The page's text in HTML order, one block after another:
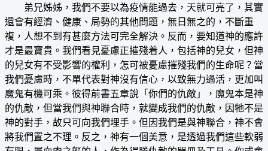
弟兄姊姊，我們不要以為疫情能過去，天就可亮了，其實
還會有經濟、健康、局勢的其他問題，無日無之的，不斷重
複，人想不到有甚麼方法可完全解決。反而，要知道神的應許
才是最寶貴。我們看見憂慮正摧殘着人，包括神的兒女，但神
的兒女有不受影響的權利，怎可被憂慮摧殘我們的生命呢？當
我們憂慮時，不單代表對神沒有信心，以致無力過活，更加叫
魔鬼有機可乘。彼得前書五章說「你們的仇敵」，魔鬼本是神
的仇敵，但當我們與神聯合時，就變成我們的仇敵，因牠不是
神的對手，故只可向我們埋手。但因我們是與神聯合，神不會
將我們置之不理。反之，神有一個美意，是透過我們這些軟弱